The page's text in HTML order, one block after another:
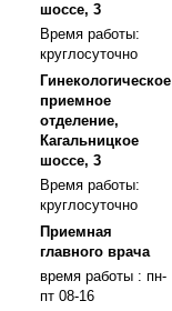
шоссе, 3
Время работы:
круглосуточно
Гинекологическое
приемное
отделение,
Кагальницкое
шоссе, 3
Время работы:
круглосуточно
Приемная
главного врача
время работы : пн-
пт 08-16